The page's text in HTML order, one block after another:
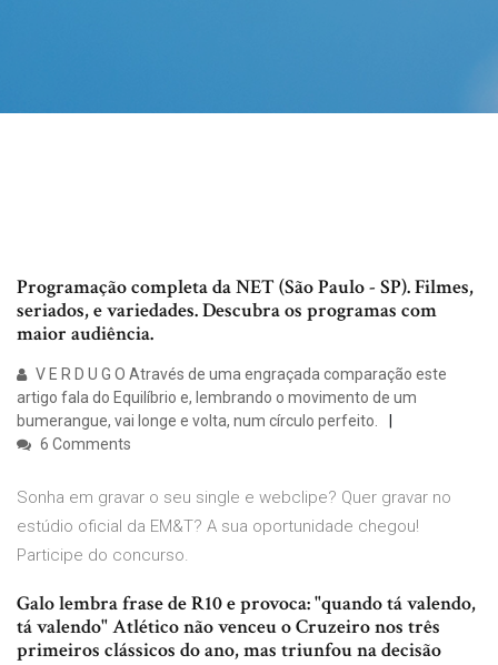
Programação completa da NET (São Paulo - SP). Filmes,
seriados, e variedades. Descubra os programas com
maior audiência.
V E R D U G O Através de uma engraçada comparação este
artigo fala do Equilíbrio e, lembrando o movimento de um
bumerangue, vai longe e volta, num círculo perfeito.
6 Comments
Sonha em gravar o seu single e webclipe? Quer gravar no
estúdio oficial da EM&T? A sua oportunidade chegou!
Participe do concurso.
Galo lembra frase de R10 e provoca: "quando tá valendo,
tá valendo" Atlético não venceu o Cruzeiro nos três
primeiros clássicos do ano, mas triunfou na decisão